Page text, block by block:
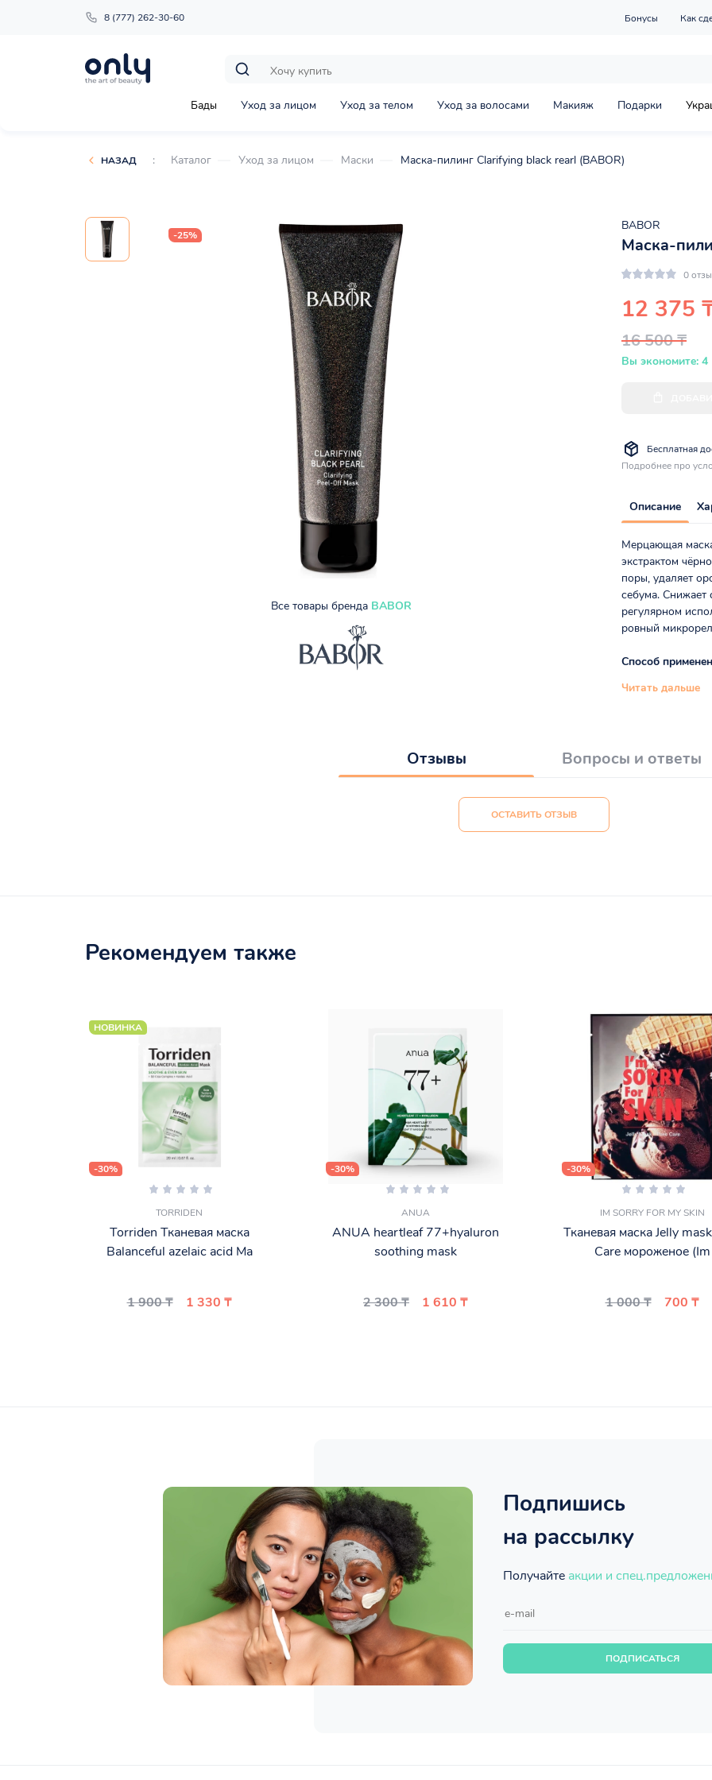
8 (777) 262-30-60 Бонусы Как
Бады Уход за лицом Уход за телом Уход за волосами Макияж Подарки
НАЗАД : Каталог Уход за лицом Маски Маска-пилинг Clarifying black rearl (BABOR)
-25%
Все товары бренда BABOR
BABOR
Маска-
0
12 375
16 500 ₸
Вы экономите: 4
Бесплатная
Подробнее про
Описание
Мерцающая
экстрактом
поры, удаляет
себума. Снижает
регулярном
ровный
Способ
Читать дальше
Отзывы Вопросы и ответы
ОСТАВИТЬ ОТЗЫВ
Рекомендуем также
НОВИНКА
-30%
TORRIDEN
Torriden Тканевая маска
Balanceful azelaic acid Ma
1 900 ₸ 1 330 ₸
-30%
ANUA
ANUA heartleaf 77+hyaluron
soothing mask
2 300 ₸ 1 610 ₸
-30%
IM SORRY FOR MY SKIN
Тканевая маска Jelly
Care мороженое (Im
1 000 ₸ 700 ₸
Подпишись
на рассылку
Получайте акции и
ПОДПИСАТЬСЯ